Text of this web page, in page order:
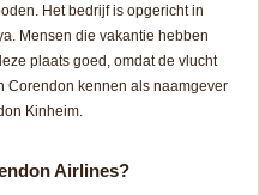
Het bedrijf is opgericht in
Mensen die vakantie hebben
plaats goed, omdat de vlucht
Corendon kennen als naamgever
Kinheim.
Airlines?